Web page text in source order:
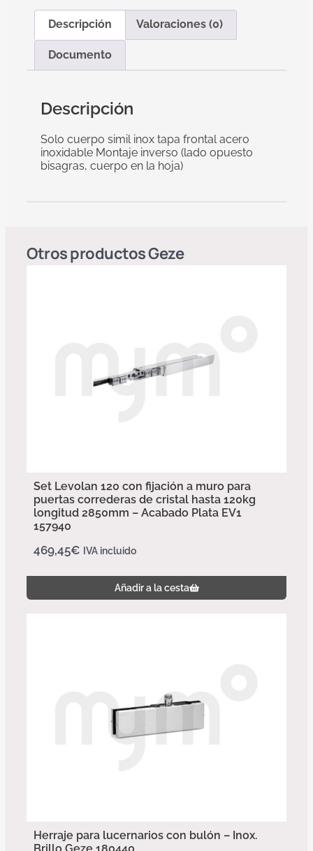
Descripción Valoraciones (0)
Documento
Descripción
Solo cuerpo simil inox tapa frontal acero
inoxidable Montaje inverso (lado opuesto
bisagras, cuerpo en la hoja)
Otros productosGeze
Set Levolan 120 con fijación a muro para
puertas correderas de cristal hasta 120kg
longitud 2850mm – Acabado Plata EV1
157940
469,45€ IVA incluido
Añadir a la cesta
Herraje para lucernarios con bulón – Inox.
Brillo Geze 180440